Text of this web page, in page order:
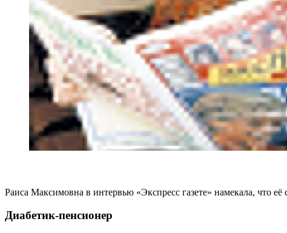
Раиса Максимовна в интервью «Экспресс газете» намекала, что
Диабетик-пенсионер